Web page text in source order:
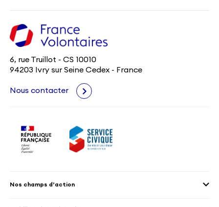
6, rue Truillot - CS 10010
94203 Ivry sur Seine Cedex - France
Nous contacter
Nos champs d’action